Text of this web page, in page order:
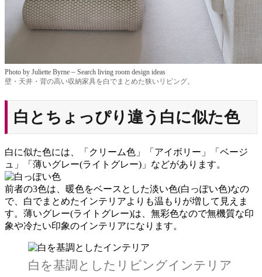
Photo by Juliette Byrne – Search living room design ideas
壁・天井・背の高い収納家具を白でまとめた狭いリビング。
白とちょっぴり違う白に似た色
白に似た色には、「クリーム色」「アイボリー」「ベージ
ュ」「薄いグレー(ライトグレー)」などがあります。
前者の3色は、暖色をベースとした淡い色(白っぽい色)なの
で、白でまとめたインテリアよりも温もりが増して見えま
す。薄いグレー(ライトグレー)は、無彩色なので無機質な印
象や冷たい印象のインテリアになります。
白を基調としたリビングインテリア